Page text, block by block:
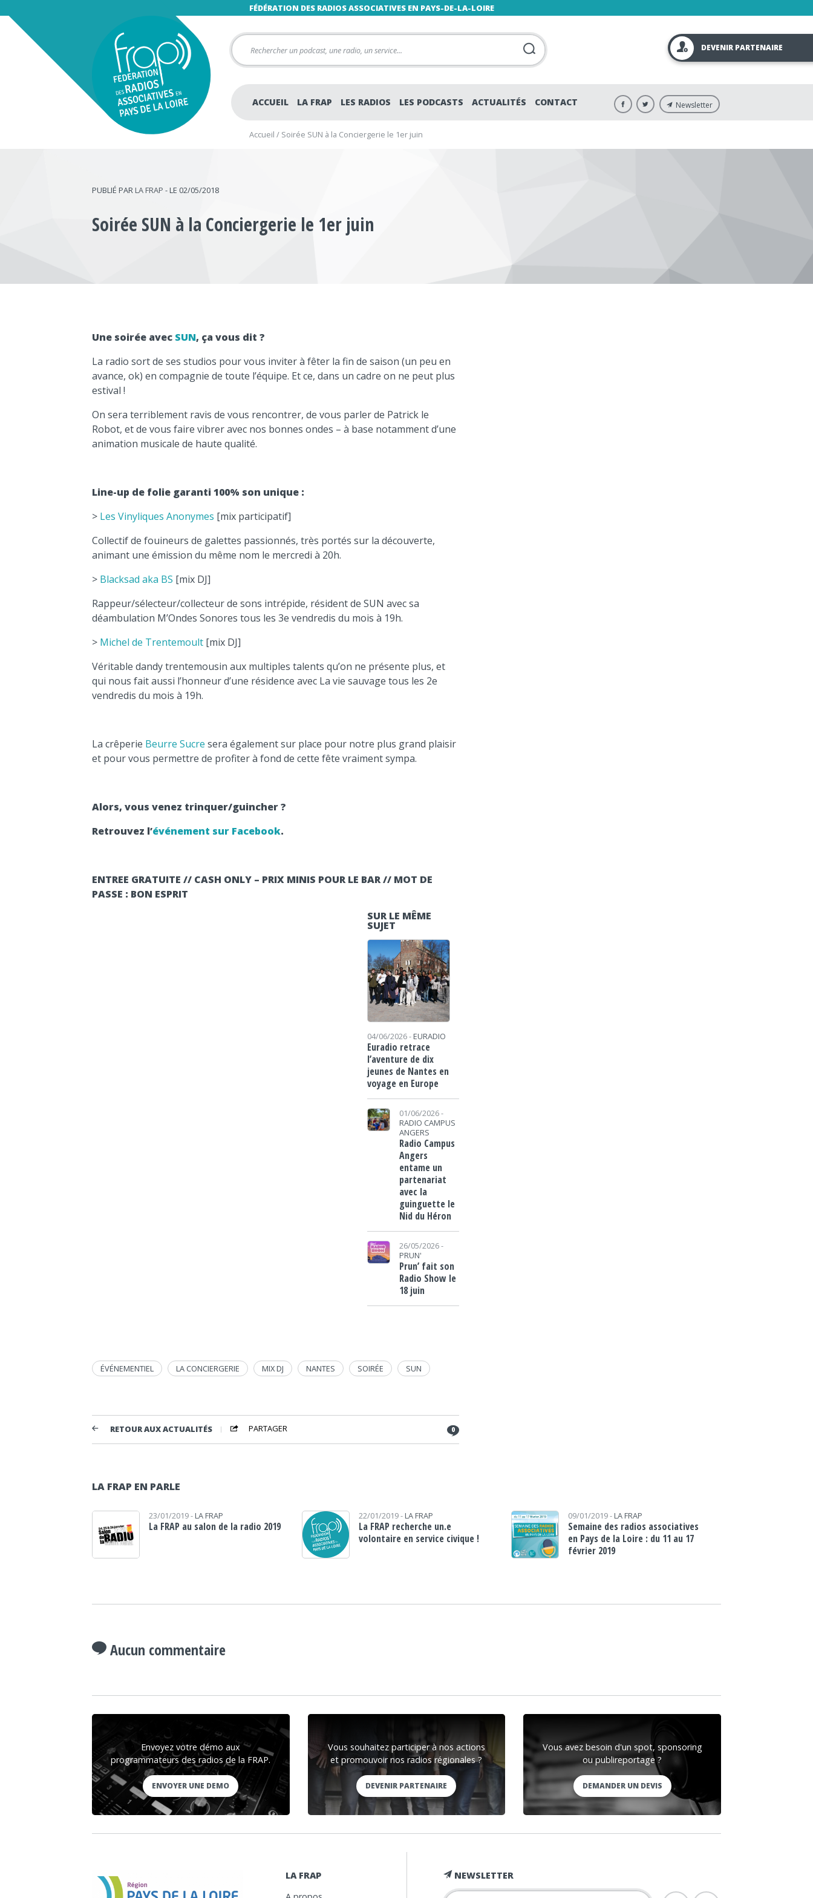
FÉDÉRATION DES RADIOS ASSOCIATIVES EN PAYS-DE-LA-LOIRE
DEVENIR PARTENAIRE
ACCUEIL LA FRAP LES RADIOS LES PODCASTS ACTUALITÉS CONTACT Newsletter
Accueil / Soirée SUN à la Conciergerie le 1er juin
PUBLIÉ PAR LA FRAP - LE 02/05/2018
Soirée SUN à la Conciergerie le 1er juin
Une soirée avec SUN, ça vous dit ?
La radio sort de ses studios pour vous inviter à fêter la fin de saison (un peu en
avance, ok) en compagnie de toute l’équipe. Et ce, dans un cadre on ne peut plus
estival !
On sera terriblement ravis de vous rencontrer, de vous parler de Patrick le
Robot, et de vous faire vibrer avec nos bonnes ondes – à base notamment d’une
animation musicale de haute qualité.
Line-up de folie garanti 100% son unique :
> Les Vinyliques Anonymes [mix participatif]
Collectif de fouineurs de galettes passionnés, très portés sur la découverte,
animant une émission du même nom le mercredi à 20h.
> Blacksad aka BS [mix DJ]
Rappeur/sélecteur/collecteur de sons intrépide, résident de SUN avec sa
déambulation M’Ondes Sonores tous les 3e vendredis du mois à 19h.
> Michel de Trentemoult [mix DJ]
Véritable dandy trentemousin aux multiples talents qu’on ne présente plus, et
qui nous fait aussi l’honneur d’une résidence avec La vie sauvage tous les 2e
vendredis du mois à 19h.
La crêperie Beurre Sucre sera également sur place pour notre plus grand plaisir
et pour vous permettre de profiter à fond de cette fête vraiment sympa.
Alors, vous venez trinquer/guincher ?
Retrouvez l’événement sur Facebook.
ENTREE GRATUITE // CASH ONLY – PRIX MINIS POUR LE BAR // MOT DE
PASSE : BON ESPRIT
SUR LE MÊME
SUJET
04/06/2026 - EURADIO
Euradio retrace
l’aventure de dix
jeunes de Nantes en
voyage en Europe
01/06/2026 -
RADIO CAMPUS
ANGERS
Radio Campus
Angers
entame un
partenariat
avec la
guinguette le
Nid du Héron
26/05/2026 -
PRUN'
Prun’ fait son
Radio Show le
18 juin
ÉVÉNEMENTIEL LA CONCIERGERIE MIX DJ NANTES SOIRÉE SUN
RETOUR AUX ACTUALITÉS PARTAGER 0
LA FRAP EN PARLE
23/01/2019 - LA FRAP
La FRAP au salon de la radio 2019
22/01/2019 - LA FRAP
La FRAP recherche un.e
volontaire en service civique !
09/01/2019 - LA FRAP
Semaine des radios associatives
en Pays de la Loire : du 11 au 17
février 2019
Aucun commentaire
Envoyez votre démo aux
programmateurs des radios de la FRAP.
ENVOYER UNE DEMO
Vous souhaitez participer à nos actions
et promouvoir nos radios régionales ?
DEVENIR PARTENAIRE
Vous avez besoin d'un spot, sponsoring
ou publireportage ?
DEMANDER UN DEVIS
LA FRAP
NEWSLETTER